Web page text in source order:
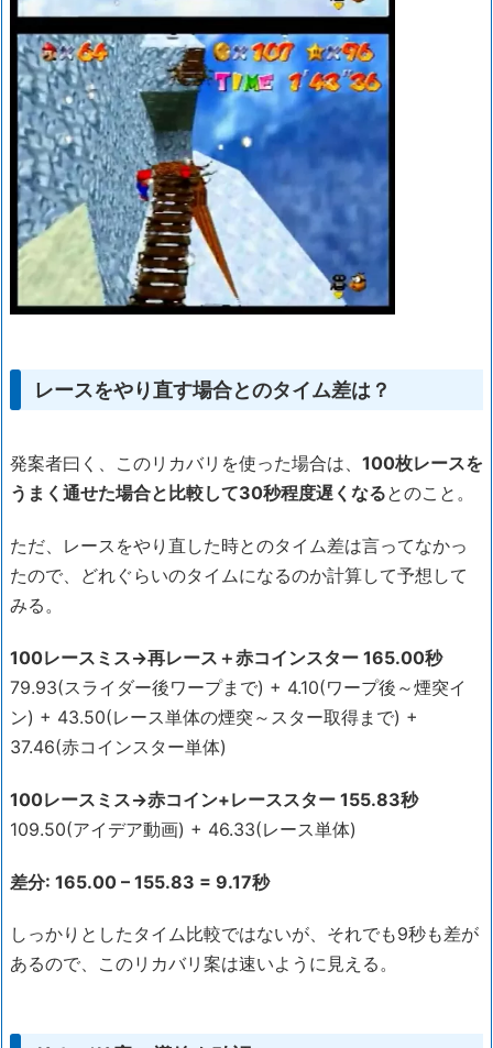
レースをやり直す場合とのタイム差は？
発案者曰く、このリカバリを使った場合は、 100枚レースを
うまく通せた場合と比較して30秒程度遅くなるとのこと。
ただ、レースをやり直した時とのタイム差は言ってなかっ
たので、どれぐらいのタイムになるのか計算して予想して
みる。
100レースミス→再レース＋赤コインスター 165.00秒
79.93(スライダー後ワープまで) + 4.10(ワープ後～煙突イ
ン) + 43.50(レース単体の煙突～スター取得まで) +
37.46(赤コインスター単体)
100レースミス→赤コイン+レーススター 155.83秒
109.50(アイデア動画) + 46.33(レース単体)
差分: 165.00 – 155.83 = 9.17秒
しっかりとしたタイム比較ではないが、それでも9秒も差が
あるので、このリカバリ案は速いように見える。